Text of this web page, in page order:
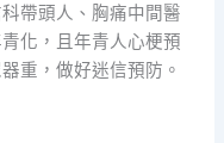
帶頭人、胸痛中間醫
化，且年青人心梗預
重，做好迷信預防。